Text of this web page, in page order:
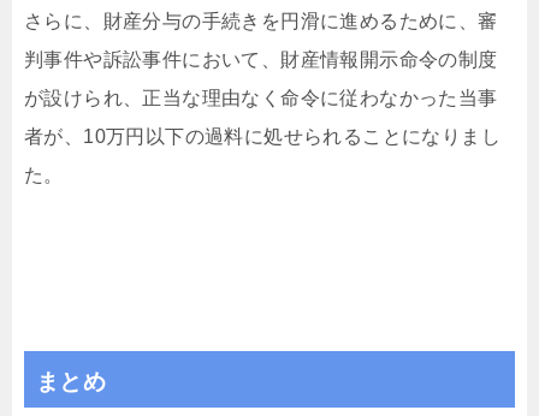
さらに、財産分与の手続きを円滑に進めるために、審
判事件や訴訟事件において、財産情報開示命令の制度
が設けられ、正当な理由なく命令に従わなかった当事
者が、10万円以下の過料に処せられることになりまし
た。
まとめ